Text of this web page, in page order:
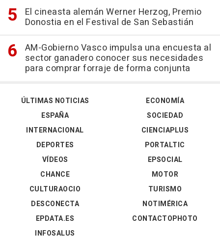
El cineasta alemán Werner Herzog, Premio
Donostia en el Festival de San Sebastián
AM-Gobierno Vasco impulsa una encuesta al
sector ganadero conocer sus necesidades
para comprar forraje de forma conjunta
ÚLTIMAS NOTICIAS
ESPAÑA
INTERNACIONAL
DEPORTES
VÍDEOS
ECONOMÍA
SOCIEDAD
CIENCIAPLUS
PORTALTIC
EPSOCIAL
CHANCE
CULTURAOCIO
DESCONECTA
EPDATA.ES
INFOSALUS
MOTOR
TURISMO
NOTIMÉRICA
CONTACTOPHOTO